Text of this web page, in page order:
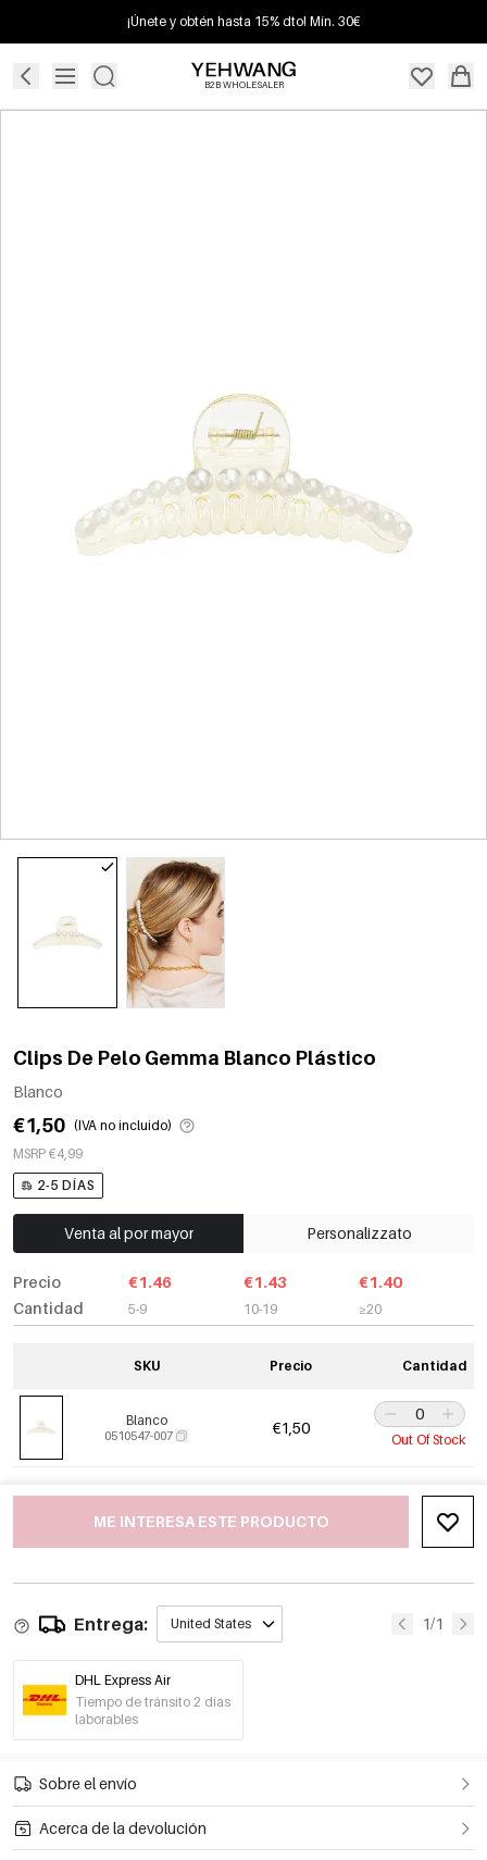
¡Únete y obtén hasta 15% dto! Mín. 30€
B2B WHOLESALER
Clips De Pelo Gemma Blanco Plástico
Blanco
€1,50 (IVA no incluido)
MSRP €4,99
2-5 DÍAS
Venta al por mayor Personalizzato
Precio
Cantidad
€1.46
5-9
€1.43
10-19
€1.40
≥20
SKU Precio Cantidad
Blanco
0510547-007 €1,50
Out Of Stock
ME INTERESA ESTE PRODUCTO
Entrega: United States 1/1
DHL Express Air
Tiempo de tránsito 2 días
laborables
Sobre el envío
Acerca de la devolución